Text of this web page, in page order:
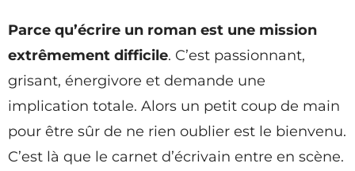
Parce qu’écrire un roman est une mission
extrêmement difficile. C’est passionnant,
grisant, énergivore et demande une
implication totale. Alors un petit coup de main
pour être sûr de ne rien oublier est le bienvenu.
C’est là que le carnet d’écrivain entre en scène.